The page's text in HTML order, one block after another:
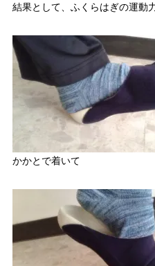
結果として、ふくらはぎの運動
かかとで着いて